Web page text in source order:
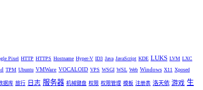
Pixel HTTP HTTPS Hostname Hyper-V ID3 Java JavaScript KDE LUKS LVM LXC
TPM Ubuntu VMWare VOCALOID VPS WSGI WSL Web Windows X11 Xposed
据库 旅行 日志 服务器 机械键盘 权限 权限管理 模板 注册表 洛天依 游戏 生